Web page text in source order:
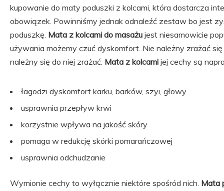
kupowanie do maty poduszki z kolcami, która dostarcza
obowiązek. Powinniśmy jednak odnaleźć zestaw bo jest
poduszkę. Mata z kolcami do masażu jest niesamowicie
używania możemy czuć dyskomfort. Nie należny zrażać
należny się do niej zrażać. Mata z kolcami jej cechy są
łagodzi dyskomfort karku, barków, szyi, głowy
usprawnia przepływ krwi
korzystnie wpływa na jakość skóry
pomaga w redukcję skórki pomarańczowej
usprawnia odchudzanie
Wymionie cechy to wyłącznie niektóre spośród nich. Mata